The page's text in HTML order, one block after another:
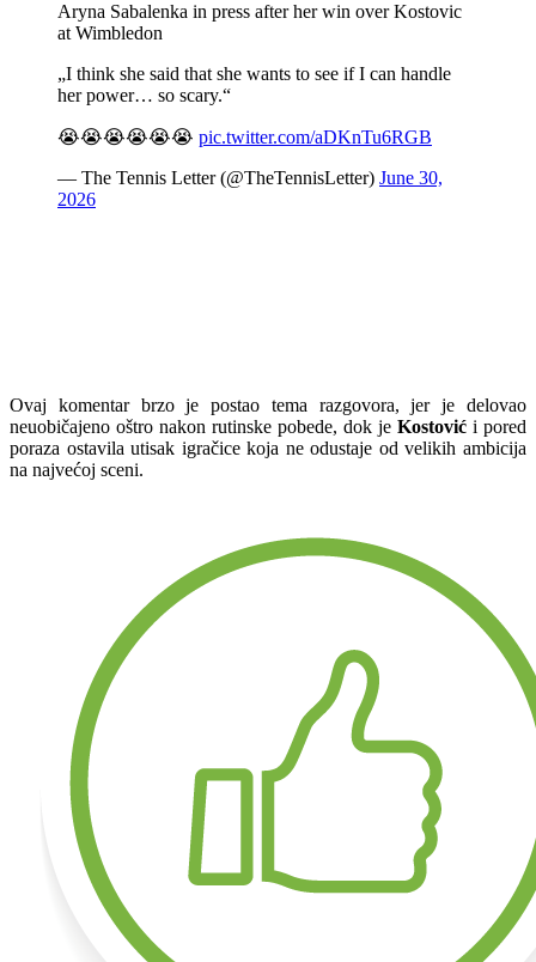
Aryna Sabalenka in press after her win over Kostovic
at Wimbledon
„I think she said that she wants to see if I can handle
her power… so scary.“
😭😭😭😭😭😭 pic.twitter.com/aDKnTu6RGB
— The Tennis Letter (@TheTennisLetter) June 30,
2026
Ovaj komentar brzo je postao tema razgovora, jer je delovao
neuobičajeno oštro nakon rutinske pobede, dok je Kostović i pored
poraza ostavila utisak igračice koja ne odustaje od velikih ambicija
na najvećoj sceni.